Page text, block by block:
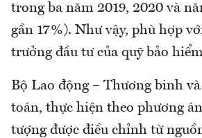
trong ba năm 2019, 2020 và
gần 17%). Như vậy, phù hợp
trưởng đầu tư của quỹ bảo
Bộ Lao động – Thương binh
toán, thực hiện theo phương
tượng được điều chỉnh từ